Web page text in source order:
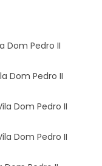
Dom Pedro II
Dom Pedro II
Dom Pedro II
Dom Pedro II